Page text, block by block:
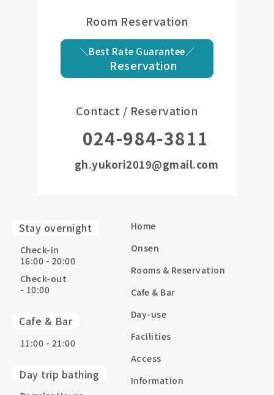
Room Reservation
＼Best Rate Guarantee／
Reservation
Contact / Reservation
024-984-3811
gh.yukori2019@gmail.com
Stay overnight
Check-in
16:00 - 20:00
Check-out
- 10:00
Cafe & Bar
11:00 - 21:00
Day trip bathing
Home
Onsen
Rooms & Reservation
Cafe & Bar
Day-use
Facilities
Access
Information